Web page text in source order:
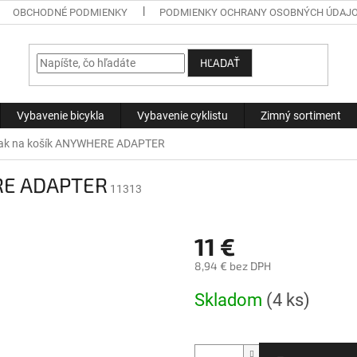
OBCHODNÉ PODMIENKY PODMIENKY OCHRANY OSOBNÝCH
HĽADAŤ
Vybavenie bicykla Vybavenie cyklistu Zimný sortiment
na košík ANYWHERE ADAPTER
ADAPTER 11313
11 €
8,94 € bez DPH
cena:
Skladom (4 ks)